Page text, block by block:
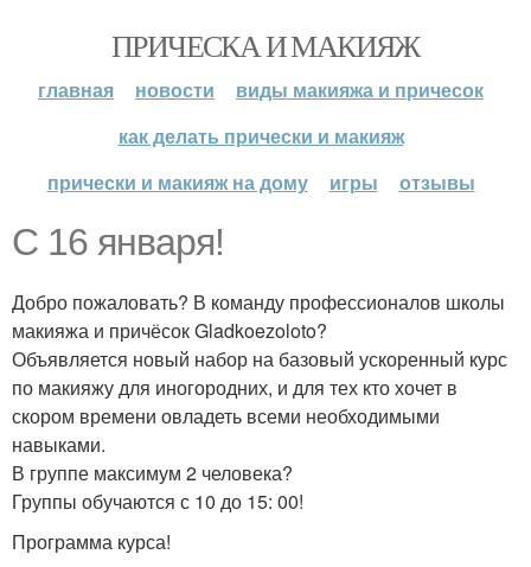
ПРИЧЕСКА И МАКИЯЖ
главная новости
виды макияжа и причесок
как делать прически и макияж
прически и макияж на дому
игры отзывы
С 16 января!
Добро пожаловать? В команду профессионалов школы
макияжа и причёсок Gladkoezoloto?
Объявляется новый набор на базовый ускоренный курс
по макияжу для иногородних, и для тех кто хочет в
скором времени овладеть всеми необходимыми
навыками.
В группе максимум 2 человека?
Группы обучаются с 10 до 15: 00!
Программа курса!